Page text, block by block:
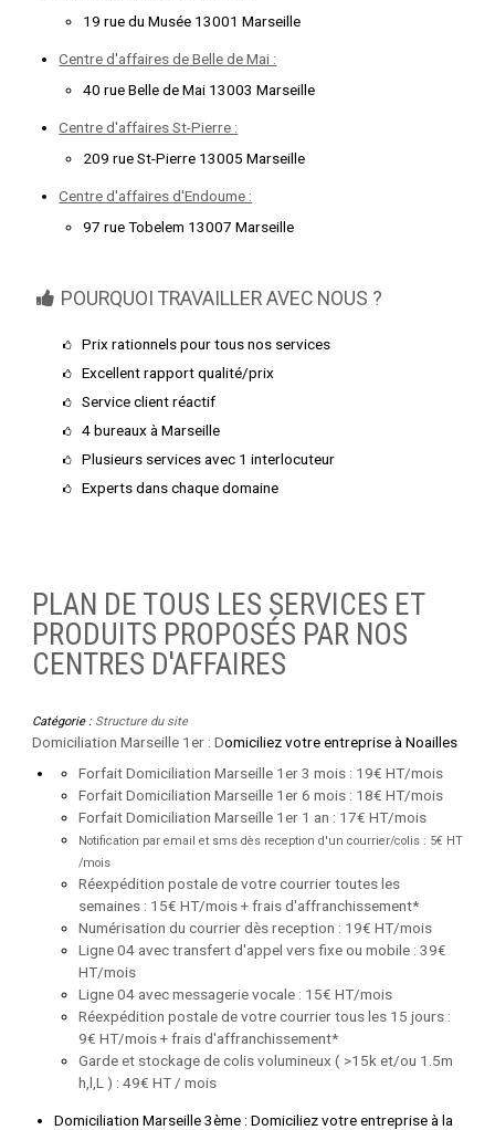
19 rue du Musée 13001 Marseille
Centre d'affaires de Belle de Mai :
40 rue Belle de Mai 13003 Marseille
Centre d'affaires St-Pierre :
209 rue St-Pierre 13005 Marseille
Centre d'affaires d'Endoume :
97 rue Tobelem 13007 Marseille
POURQUOI TRAVAILLER AVEC NOUS ?
Prix rationnels pour tous nos services
Excellent rapport qualité/prix
Service client réactif
4 bureaux à Marseille
Plusieurs services avec 1 interlocuteur
Experts dans chaque domaine
PLAN DE TOUS LES SERVICES ET
PRODUITS PROPOSÉS PAR NOS
CENTRES D'AFFAIRES
Catégorie : Structure du site
Domiciliation Marseille 1er : Domiciliez votre entreprise à Noailles
Forfait Domiciliation Marseille 1er 3 mois : 19€ HT/mois
Forfait Domiciliation Marseille 1er 6 mois : 18€ HT/mois
Forfait Domiciliation Marseille 1er 1 an : 17€ HT/mois
Notification par email et sms dès reception d'un courrier/colis : 5€ HT
/mois
Réexpédition postale de votre courrier toutes les
semaines : 15€ HT/mois + frais d'affranchissement*
Numérisation du courrier dès reception : 19€ HT/mois
Ligne 04 avec transfert d'appel vers fixe ou mobile : 39€
HT/mois
Ligne 04 avec messagerie vocale : 15€ HT/mois
Réexpédition postale de votre courrier tous les 15 jours :
9€ HT/mois + frais d'affranchissement*
Garde et stockage de colis volumineux ( >15k et/ou 1.5m
h,l,L ) : 49€ HT / mois
Domiciliation Marseille 3ème : Domiciliez votre entreprise à la